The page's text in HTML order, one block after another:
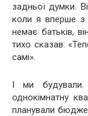
задньої думки.
коли я вперше з
немає батьків,
тихо сказав:
самі».
І ми будували.
однокімнатну
планували